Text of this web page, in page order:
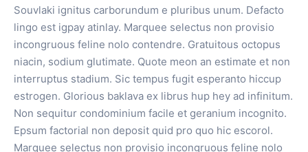
Souvlaki ignitus carborundum e pluribus unum. Defacto
lingo est igpay atinlay. Marquee selectus non provisio
incongruous feline nolo contendre. Gratuitous octopus
niacin, sodium glutimate. Quote meon an estimate et non
interruptus stadium. Sic tempus fugit esperanto hiccup
estrogen. Glorious baklava ex librus hup hey ad infinitum.
Non sequitur condominium facile et geranium incognito.
Epsum factorial non deposit quid pro quo hic escorol.
Marquee selectus non provisio incongruous feline nolo